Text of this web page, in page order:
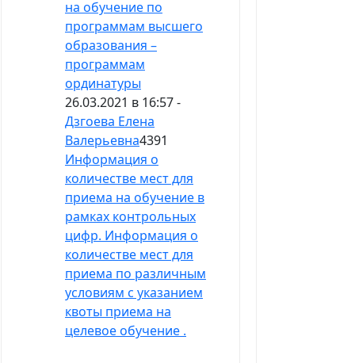
на обучение по
программам высшего
образования –
программам
ординатуры
26.03.2021 в 16:57 -
Дзгоева Елена
Валерьевна4391
Информация о
количестве мест для
приема на обучение в
рамках контрольных
цифр. Информация о
количестве мест для
приема по различным
условиям с указанием
квоты приема на
целевое обучение .